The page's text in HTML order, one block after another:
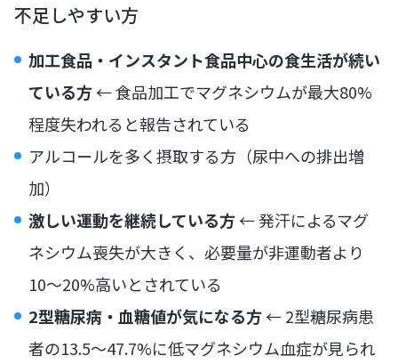
不足しやすい方
加工食品・インスタント食品中心の食生活が続い
ている方← 食品加工でマグネシウムが最大80%
程度失われると報告されている
アルコールを多く摂取する方（尿中への排出増
加）
激しい運動を継続している方← 発汗によるマグ
ネシウム喪失が大きく、必要量が非運動者より
10〜20%高いとされている
2型糖尿病・血糖値が気になる方← 2型糖尿病患
者の13.5〜47.7%に低マグネシウム血症が見られ